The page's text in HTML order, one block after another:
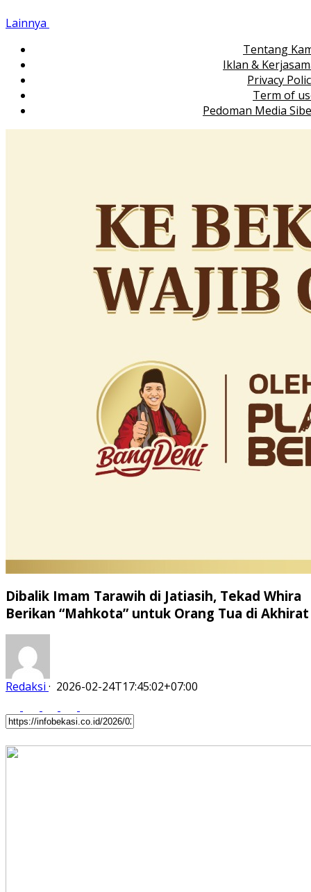
Lainnya
Tentang
Iklan &
Privacy
Term of
Pedoman Media
Dibalik Imam Tarawih di Jatiasih, Tekad Whira
Berikan “Mahkota” untuk Orang Tua di Akhirat
Redaksi · 2026-02-24T17:45:02+07:00